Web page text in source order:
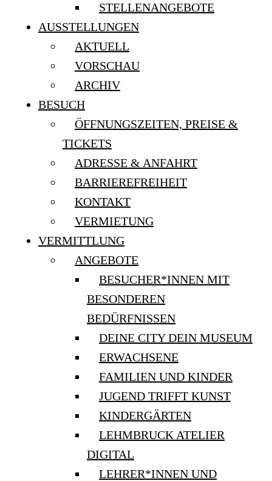
STELLENANGEBOTE
AUSSTELLUNGEN
AKTUELL
VORSCHAU
ARCHIV
BESUCH
ÖFFNUNGSZEITEN, PREISE &
TICKETS
ADRESSE & ANFAHRT
BARRIEREFREIHEIT
KONTAKT
VERMIETUNG
VERMITTLUNG
ANGEBOTE
BESUCHER*INNEN MIT
BESONDEREN
BEDÜRFNISSEN
DEINE CITY DEIN MUSEUM
ERWACHSENE
FAMILIEN UND KINDER
JUGEND TRIFFT KUNST
KINDERGÄRTEN
LEHMBRUCK ATELIER
DIGITAL
LEHRER*INNEN UND